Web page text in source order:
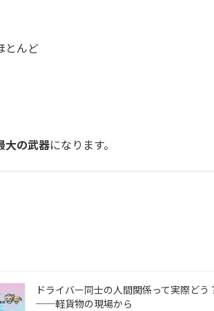
とんど
大の武器になります。
ドライバー同士の人間関係って実際どう
──軽貨物の現場から